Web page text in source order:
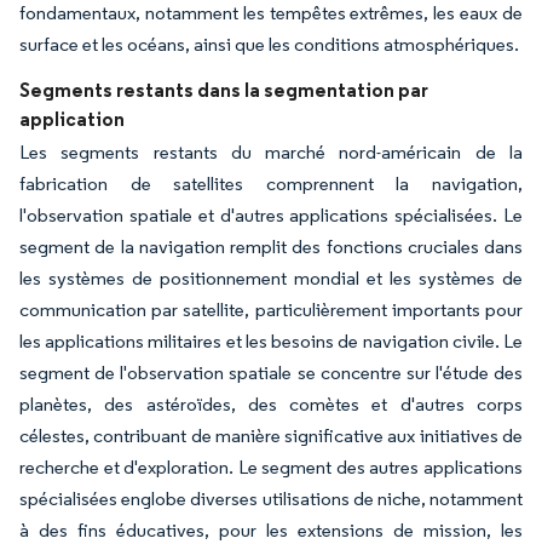
fondamentaux, notamment les tempêtes extrêmes, les eaux de
surface et les océans, ainsi que les conditions atmosphériques.
Segments restants dans la segmentation par
application
Les segments restants du marché nord-américain de la
fabrication de satellites comprennent la navigation,
l'observation spatiale et d'autres applications spécialisées. Le
segment de la navigation remplit des fonctions cruciales dans
les systèmes de positionnement mondial et les systèmes de
communication par satellite, particulièrement importants pour
les applications militaires et les besoins de navigation civile. Le
segment de l'observation spatiale se concentre sur l'étude des
planètes, des astéroïdes, des comètes et d'autres corps
célestes, contribuant de manière significative aux initiatives de
recherche et d'exploration. Le segment des autres applications
spécialisées englobe diverses utilisations de niche, notamment
à des fins éducatives, pour les extensions de mission, les